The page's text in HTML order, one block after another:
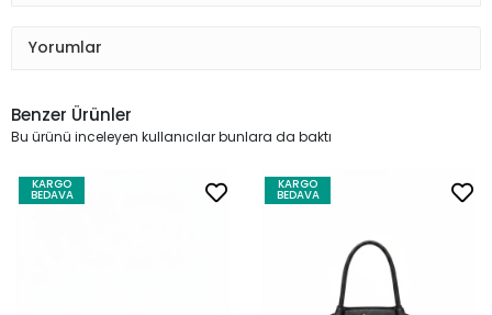
Yorumlar
Benzer Ürünler
Bu ürünü inceleyen kullanıcılar bunlara da baktı
KARGO
BEDAVA
KARGO
BEDAVA